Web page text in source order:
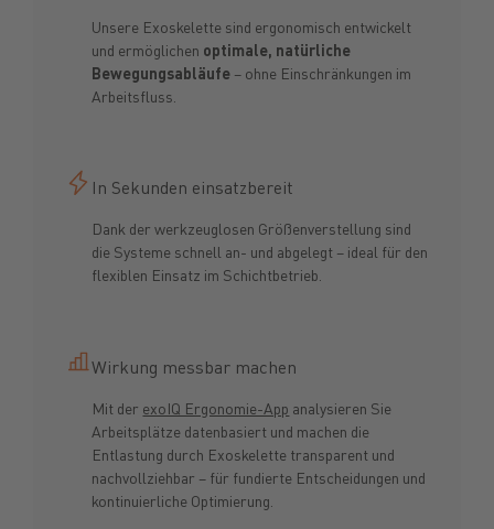
Unsere Exoskelette sind ergonomisch entwickelt
und ermöglichen optimale, natürliche
Bewegungsabläufe – ohne Einschränkungen im
Arbeitsfluss.
In Sekunden einsatzbereit
Dank der werkzeuglosen Größenverstellung sind
die Systeme schnell an- und abgelegt – ideal für den
flexiblen Einsatz im Schichtbetrieb.
Wirkung messbar machen
Mit der exoIQ Ergonomie-App analysieren Sie
Arbeitsplätze datenbasiert und machen die
Entlastung durch Exoskelette transparent und
nachvollziehbar – für fundierte Entscheidungen und
kontinuierliche Optimierung.